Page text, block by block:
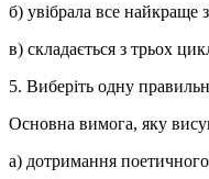
б) увібрала все найкраще
в) складається з трьох
5. Виберіть одну
Основна вимога, яку
а) дотримання